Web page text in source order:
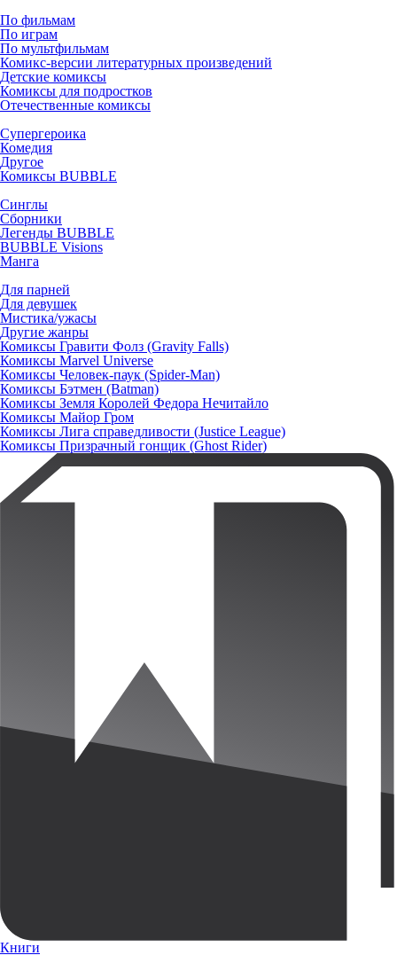
По фильмам
По играм
По мультфильмам
Комикс-версии литературных произведений
Детские комиксы
Комиксы для подростков
Отечественные комиксы
Супергероика
Комедия
Другое
Комиксы BUBBLE
Синглы
Сборники
Легенды BUBBLE
BUBBLE Visions
Манга
Для парней
Для девушек
Мистика/ужасы
Другие жанры
Комиксы Гравити Фолз (Gravity Falls)
Комиксы Marvel Universe
Комиксы Человек-паук (Spider-Man)
Комиксы Бэтмен (Batman)
Комиксы Земля Королей Федора Нечитайло
Комиксы Майор Гром
Комиксы Лига справедливости (Justice League)
Комиксы Призрачный гонщик (Ghost Rider)
Книги